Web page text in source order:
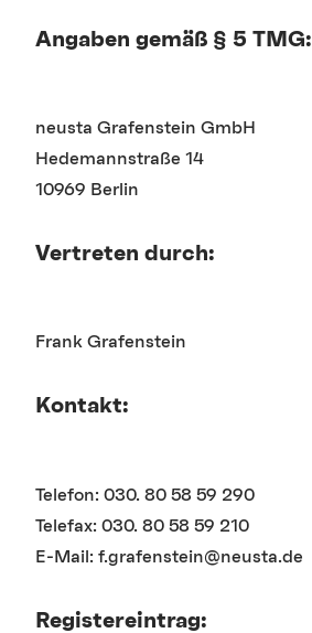
Angaben gemäß § 5 TMG:
neusta Grafenstein GmbH
Hedemannstraße 14
10969 Berlin
Vertreten durch:
Frank Grafenstein
Kontakt:
Telefon: 030. 80 58 59 290
Telefax: 030. 80 58 59 210
E-Mail: f.grafenstein@neusta.de
Registereintrag: